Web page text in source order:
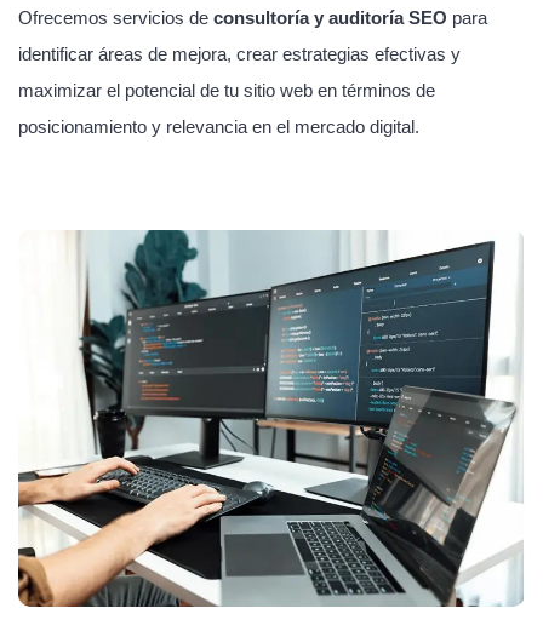
Ofrecemos servicios de consultoría y auditoría SEO para
identificar áreas de mejora, crear estrategias efectivas y
maximizar el potencial de tu sitio web en términos de
posicionamiento y relevancia en el mercado digital.